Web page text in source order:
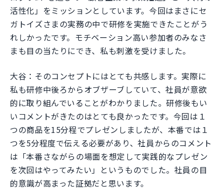
活性化」をミッションとしています。今回はまさにセ
ガトイズさまの実務の中で研修を実施できたことがう
れしかったです。モチベーション高い参加者のみなさ
まも目の当たりにでき、私も刺激を受けました。
大谷：そのコンセプトにはとても共感します。実際に
私も研修中後ろからオブザーブしていて、社員が意欲
的に取り組んでいることがわかりました。研修後もい
いコメントがきたのはとても良かったです。今回は１
つの商品を15分程でプレゼンしましたが、本番では１
つを5分程度で伝える必要があり、社員からのコメント
は「本番さながらの場面を想定して実践的なプレゼン
を次回はやってみたい」というものでした。社員の目
的意識が高まった証拠だと思います。